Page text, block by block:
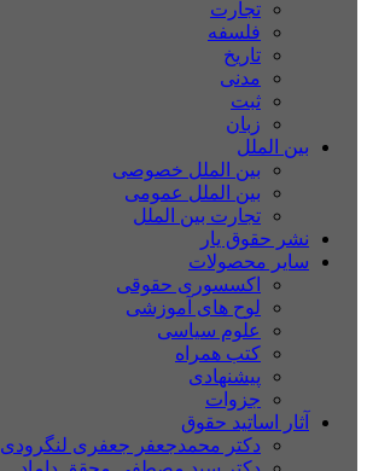
تجارت
فلسفه
تاریخ
مدنی
ثبت
زبان
بین الملل
بین الملل خصوصی
بین الملل عمومی
تجارت بین الملل
نشر حقوق یار
سایر محصولات
اکسسوری حقوقی
لوح های آموزشی
علوم سیاسی
کتب همراه
پیشنهادی
جزوات
آثار اساتید حقوق
دکتر محمدجعفر جعفری لنگرودی